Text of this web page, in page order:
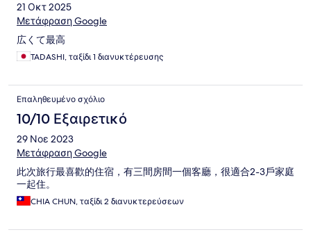
21 Οκτ 2025
Μετάφραση Google
広くて最高
TADASHI, ταξίδι 1 διανυκτέρευσης
Επαληθευμένο σχόλιο
10/10 Εξαιρετικό
29 Νοε 2023
Μετάφραση Google
此次旅行最喜歡的住宿，有三間房間一個客廳，很適合2-3戶家庭
一起住。
CHIA CHUN, ταξίδι 2 διανυκτερεύσεων